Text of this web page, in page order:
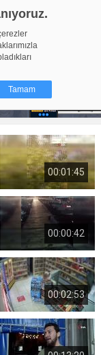
Tamam
küçük
İzniniz şu
hale
bir
Türü
yıl
00:01:45
00:00:42
00:02:53